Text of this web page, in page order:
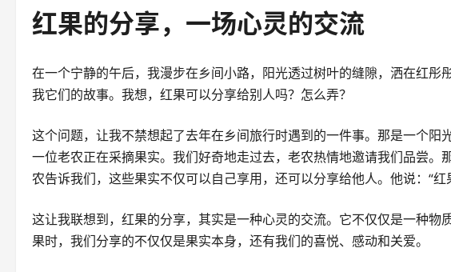
红果的分享，一场心灵的交流
在一个宁静的午后，我漫步在乡间小路，阳光透过树叶的缝隙，洒在红彤
我它们的故事。我想，红果可以分享给别人吗？怎么弄？
这个问题，让我不禁想起了去年在乡间旅行时遇到的一件事。那是一个阳
一位老农正在采摘果实。我们好奇地走过去，老农热情地邀请我们品尝。
农告诉我们，这些果实不仅可以自己享用，还可以分享给他人。他说：“
这让我联想到，红果的分享，其实是一种心灵的交流。它不仅仅是一种物
果时，我们分享的不仅仅是果实本身，还有我们的喜悦、感动和关爱。